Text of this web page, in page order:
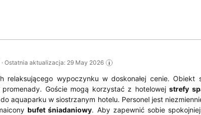
Ostatnia aktualizacja: 29 May 2026
relaksującego wypoczynku w doskonałej cenie. Obiekt
Goście mogą korzystać z hotelowejstrefy
aquaparku w siostrzanym hotelu. Personel jest
bufet śniadaniowy. Aby zapewnić sobie